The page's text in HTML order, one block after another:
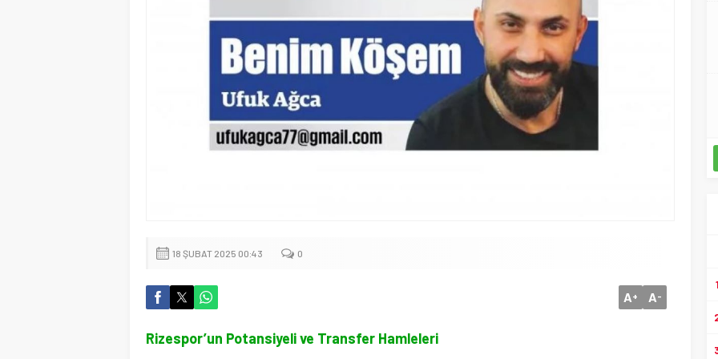
18 ŞUBAT 2025 00:43 0
A+ A-
Rizespor’un Potansiyeli ve Transfer Hamleleri
1